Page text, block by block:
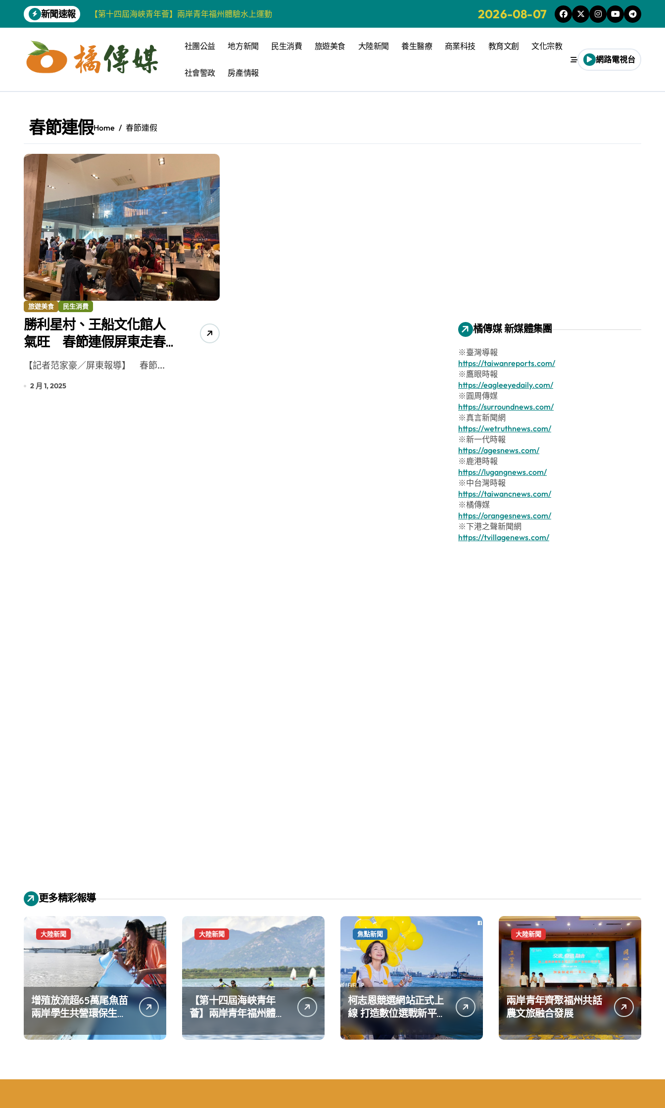
content
新聞速報
【第十四屆海峽青年薈】兩岸青年福州體驗水上運動
兩岸青年齊聚福州共話農文旅融合發展
藍綠市長參選人對無人載具條例互批 柯志恩：國民黨版才是「國防+產業」務實版
爭取原住民選票 柯志恩提原民5大政策 打造城鄉共好高雄
港都文藝學會首辦蓮池潭文學營 支持高雄文學再出發
高科大機電系與日本愛媛大學跨校合作 並感謝世豐螺絲捐助獎學金
《讀者》8月號新聞焦點 【錦瑟】
四川雅安 千年古剎雲峰寺
張老師發表「青少年家庭氣氛與心理安全感調查報告」 若遇壓力僅12%青少年會向家人傾訴
增殖放流超65萬尾魚苗 兩岸學生共營環保生態環境
2026-08-07
社團公益 地方新聞 民生消費 旅遊美食 大陸新聞 養生醫療 商業科技 教育文創 文化宗教
社會警政 房產情報
網路電視台
春節連假Home 春節連假
旅遊美食 民生消費
勝利星村、王船文化館人
氣旺 春節連假屏東走春
人潮絡繹不絕
【記者范家豪／屏東報導】 春節...
2 月 1, 2025
橘傳媒 新媒體集團
※臺灣導報
https://taiwanreports.com/
※鷹眼時報
https://eagleeyedaily.com/
※圓周傳媒
https://surroundnews.com/
※真言新聞網
https://wetruthnews.com/
※新一代時報
https://agesnews.com/
※鹿港時報
https://lugangnews.com/
※中台灣時報
https://taiwancnews.com/
※橘傳媒
https://orangesnews.com/
※下港之聲新聞網
https://tvillagenews.com/
更多精彩報導
大陸新聞
增殖放流超65萬尾魚苗
兩岸學生共營環保生態
大陸新聞
【第十四屆海峽青年
薈】兩岸青年福州體驗
焦點新聞
柯志恩競選網站正式上
線 打造數位選戰新平台
公開五大亮點
大陸新聞
兩岸青年齊聚福州共話
農文旅融合發展